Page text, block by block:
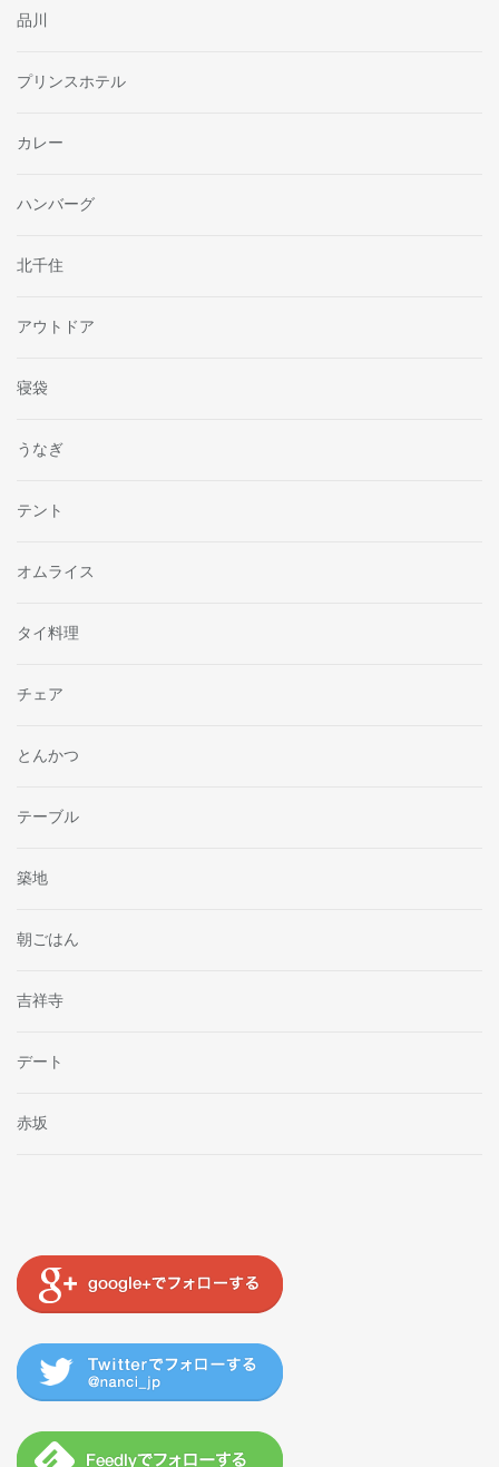
品川
プリンスホテル
カレー
ハンバーグ
北千住
アウトドア
寝袋
うなぎ
テント
オムライス
タイ料理
チェア
とんかつ
テーブル
築地
朝ごはん
吉祥寺
デート
赤坂